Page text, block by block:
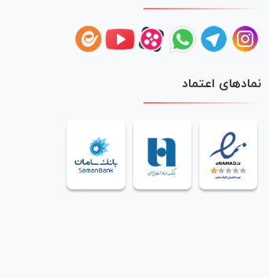
نمادهای اعتماد